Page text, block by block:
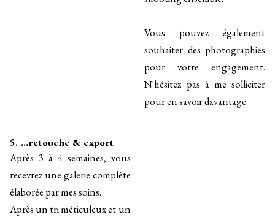
Vous pouvez également
souhaiter des photographies
pour votre engagement.
N'hésitez pas à me solliciter
pour en savoir davantage.
5. ...retouche & export
Après 3 à 4 semaines, vous
recevrez une galerie complète
élaborée par mes soins.
Après un tri méticuleux et un